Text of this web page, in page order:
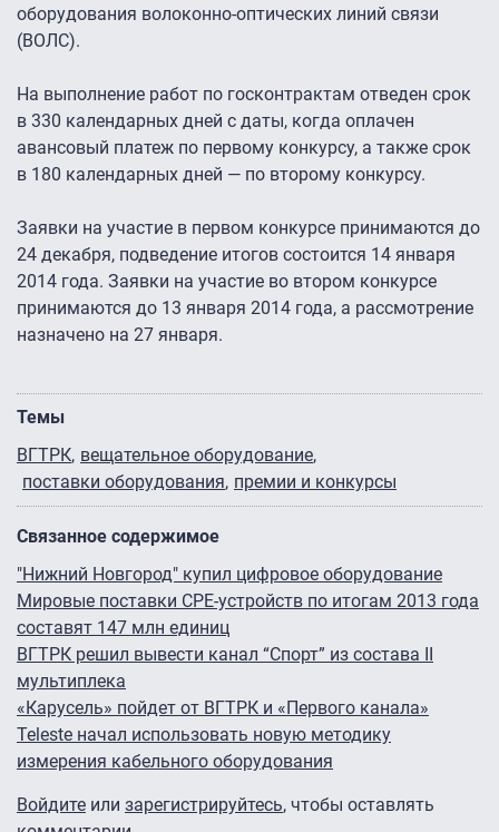
оборудования волоконно-оптических линий связи
(ВОЛС).
На выполнение работ по госконтрактам отведен срок
в 330 календарных дней с даты, когда оплачен
авансовый платеж по первому конкурсу, а также срок
в 180 календарных дней — по второму конкурсу.
Заявки на участие в первом конкурсе принимаются до
24 декабря, подведение итогов состоится 14 января
2014 года. Заявки на участие во втором конкурсе
принимаются до 13 января 2014 года, а рассмотрение
назначено на 27 января.
Темы
ВГТРК вещательное оборудование
поставки оборудования премии и конкурсы
Связанное содержимое
"Нижний Новгород" купил цифровое оборудование
Мировые поставки CPE-устройств по итогам 2013 года
составят 147 млн единиц
ВГТРК решил вывести канал “Спорт” из состава II
мультиплека
«Карусель» пойдет от ВГТРК и «Первого канала»
Teleste начал использовать новую методику
измерения кабельного оборудования
Войдите или зарегистрируйтесь, чтобы оставлять